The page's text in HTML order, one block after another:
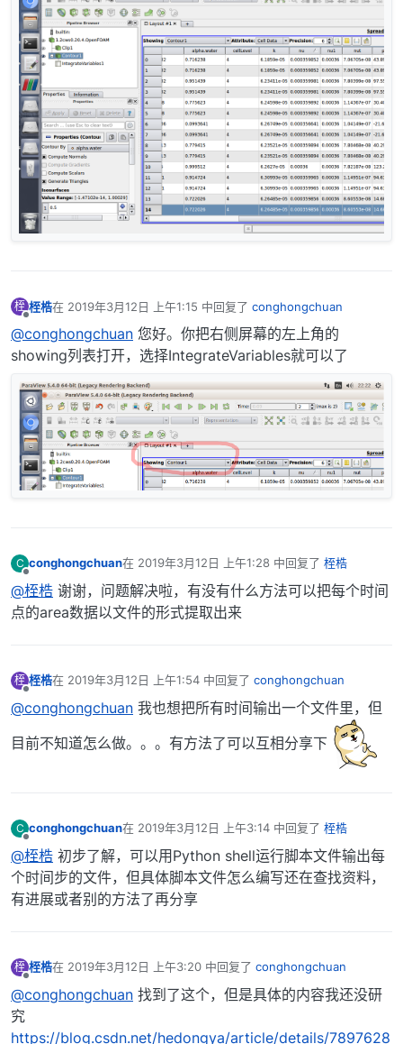
桎 桎梏在 2019年3月12日 上午1:15 中回复了 conghongchuan
最后由 编辑
@conghongchuan 您好。你把右侧屏幕的左上角的
showing列表打开，选择IntegrateVariables就可以了
C conghongchuan在 2019年3月12日 上午1:28 中回复了 桎梏
最后由 编辑
@桎梏 谢谢，问题解决啦，有没有什么方法可以把每个时间
点的area数据以文件的形式提取出来
桎 桎梏在 2019年3月12日 上午1:54 中回复了 conghongchuan
最后由 编辑
@conghongchuan 我也想把所有时间输出一个文件里，但
目前不知道怎么做。。。有方法了可以互相分享下
C conghongchuan在 2019年3月12日 上午3:14 中回复了 桎梏
最后由 编辑
@桎梏 初步了解，可以用Python shell运行脚本文件输出每
个时间步的文件，但具体脚本文件怎么编写还在查找资料，
有进展或者别的方法了再分享
桎 桎梏在 2019年3月12日 上午3:20 中回复了 conghongchuan
最后由 编辑
@conghongchuan 找到了这个，但是具体的内容我还没研
究
https://blog.csdn.net/hedongya/article/details/7897628